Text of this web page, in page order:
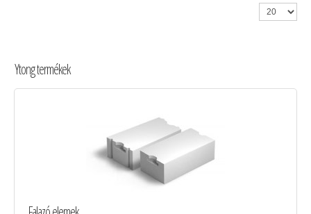
Ytong termékek